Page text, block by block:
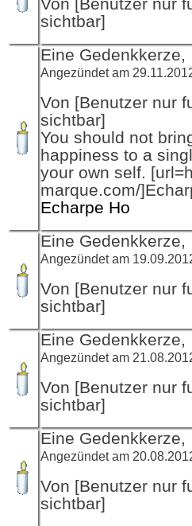
Von [Benutzer nur
sichtbar]
Eine Gedenkkerze,
Angezündet am
Von [Benutzer nur
sichtbar]
You should not
happiness to a
your own self.
marque.com/
Echarpe Ho
Eine Gedenkkerze,
Angezündet am
Von [Benutzer nur
sichtbar]
Eine Gedenkkerze,
Angezündet am
Von [Benutzer nur
sichtbar]
Eine Gedenkkerze,
Angezündet am
Von [Benutzer nur
sichtbar]